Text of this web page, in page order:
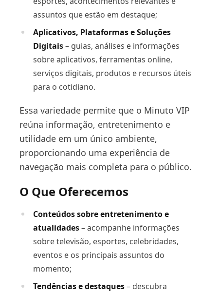
assuntos que estão em destaque;
Aplicativos, Plataformas e Soluções
Digitais– guias, análises e informações
sobre aplicativos, ferramentas online,
serviços digitais, produtos e recursos úteis
para o cotidiano.
Essa variedade permite que o Minuto VIP
reúna informação, entretenimento e
utilidade em um único ambiente,
proporcionando uma experiência de
navegação mais completa para o público.
O Que Oferecemos
Conteúdos sobre entretenimento e
atualidades– acompanhe informações
sobre televisão, esportes, celebridades,
eventos e os principais assuntos do
momento;
Tendências e destaques– descubra